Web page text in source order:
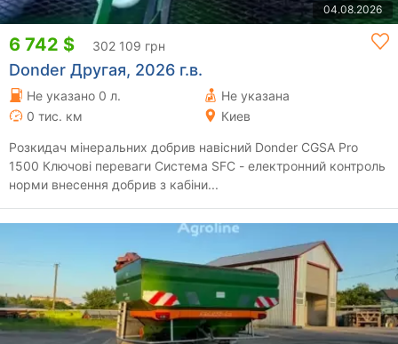
04.08.2026
6 742 $ 302 109 грн
Donder Другая, 2026 г.в.
Не указано 0 л.
Не указана
0 тис. км
Киев
Розкидач мінеральних добрив навісний Donder CGSA Pro
1500 Ключові переваги Система SFC - електронний контроль
норми внесення добрив з кабіни...